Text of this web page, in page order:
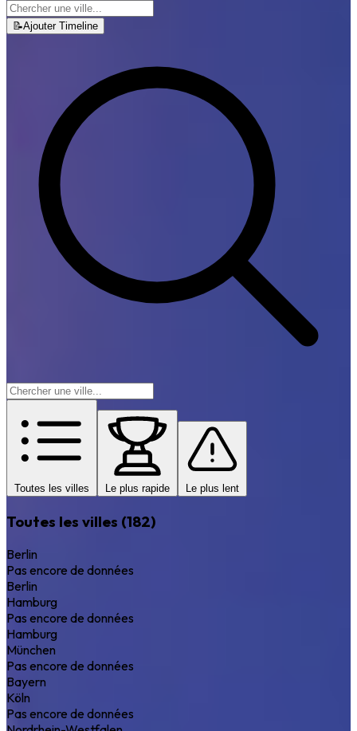
📝Ajouter Timeline
Toutes les villes Le plus rapide Le plus lent
Toutes les villes (182)
Berlin
Pas encore de données
Berlin
Hamburg
Pas encore de données
Hamburg
München
Pas encore de données
Bayern
Köln
Pas encore de données